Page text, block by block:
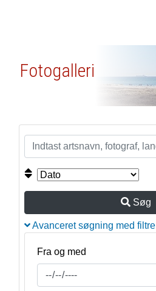
Fotogalleri
Søg
Avanceret søgning med filtre
Fra og med